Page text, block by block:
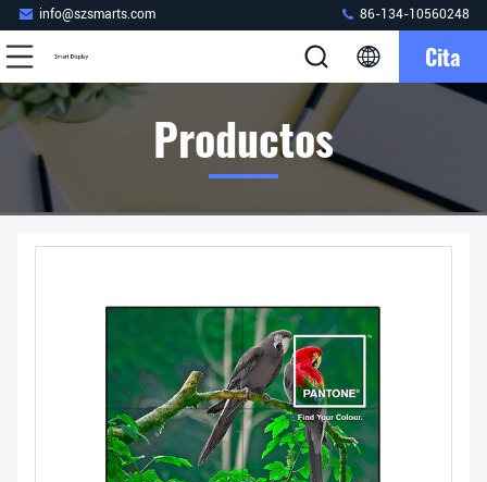
info@szsmarts.com 86-134-10560248
Cita
Productos